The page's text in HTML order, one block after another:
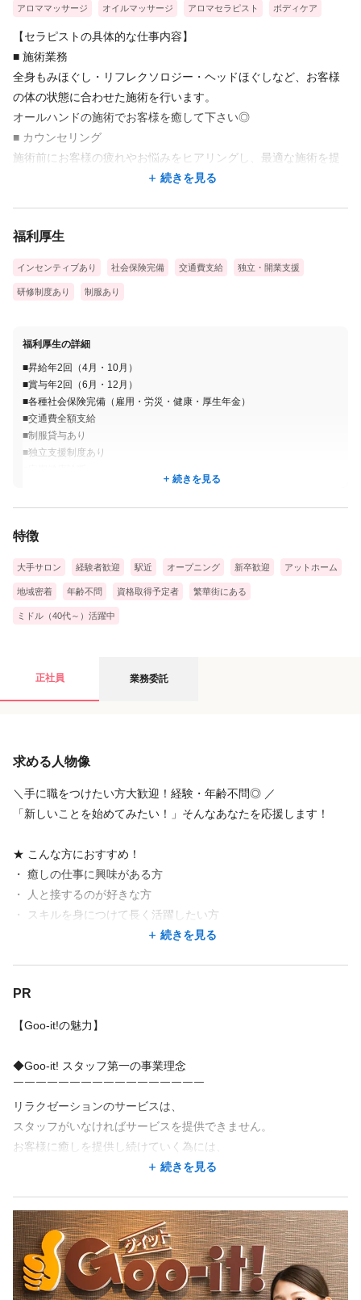
アロママッサージ オイルマッサージ アロマセラピスト ボディケア
【セラピストの具体的な仕事内容】
■ 施術業務
全身もみほぐし・リフレクソロジー・ヘッドほぐしなど、お客様
の体の状態に合わせた施術を行います。
オールハンドの施術でお客様を癒して下さい◎
■ カウンセリング
施術前にお客様の疲れやお悩みをヒアリングし、最適な施術を提
す。
とつ！！
＼＼ 未経験大歓迎！手に職をつけるチャンス！ ／／
Goo-it!では、セラピストとしての第一歩を全力でサポートします
💡Goo-it! 研修制度の4大特徴
・専任講師がサポート！ 基礎からしっかり学べる♪
・座学×実技のWカリキュラム で技術だけでなく接客力もUP！
・【無料】研修制度あり（諸条件あり） 費用の心配なくスキルを
📍研修の概要（場所・期間）
■研修場所
※ 一部、店舗での研修も可能です。
・未経験の方：平均1ヶ月半 … 基礎からじっくり、自分のペース
で確実に自信をつけてからデビューしたい方にオススメです。
ピードデビューも可能です。
★その後も成長できる！
のメニューを習得可能に◎
働きながらスキルを広げ、プロとしての幅をどんどん広げていけ
￣￣￣￣￣￣
◎未経験でも安心！ 充実した研修制度があるので、一生モノのス
◎専属講師による丁寧な研修で、基礎からじっくり学べる環境◎
きるようにバックアップします。
◎ お客様の「ありがとう」がやりがいに♪ 笑顔で帰ってもらえる
瞬間が嬉しいお仕事です！
続きを見る
福利厚生
インセンティブあり 社会保険完備 交通費支給 独立・開業支援
研修制度あり 制服あり
福利厚生の詳細
■昇給年2回（4月・10月）
■賞与年2回（6月・12月）
■各種社会保険完備（雇用・労災・健康・厚生年金）
■交通費全額支給
■制服貸与あり
■独立支援制度あり
■保養施設の利用可（有名ホテルを社員価格で利用可）
続きを見る
特徴
大手サロン 経験者歓迎 駅近 オープニング 新卒歓迎 アットホーム
地域密着 年齢不問 資格取得予定者 繁華街にある
ミドル（40代～）活躍中
完全歩合2,881円
＜月払い業務委託報酬例＞
●自分のペースで働きたい
週3～4日／8時間（月120時間程度）170,000円
●フルタイムでしっかり働きたい
週5日／9時間（月180時間程度）260,000円
名料を設定）
■スタッフランク制度により毎月報酬歩合率アップのチャンス！
■最低保証制度有り
入店より3ヶ月間はシフト時間1時間あたり1,200円の報酬を保障
※上記は1施術の平均施術報酬から最大報酬額の想定（指名料含
む）となります。
※各店舗により若干の変動あり。詳細は面接時にご確認くださ
い。
東京都 江戸川区 南小岩7丁目23 清田ビル2F
Goo-it! 西葛西店
東京都 江戸川区 西葛西6-16-7 ライオンズマンション西葛西駅
前三基ビル 302
Goo-it! 浦安店
千葉県 浦安市 北栄1丁目17‐15 浦安駅前ビル6階
浦安駅 徒歩 2分
Goo-it! 用賀東口店
東京都 世田谷区 用賀3-13-5 シティコアタナアミ102
正社員 業務委託
求める人物像
＼手に職をつけたい方大歓迎！経験・年齢不問◎ ／
「新しいことを始めてみたい！」そんなあなたを応援します！
★ こんな方におすすめ！
・ 癒しの仕事に興味がある方
・ 人と接するのが好きな方
・ スキルを身につけて長く活躍したい方
・未経験でも充実研修で安心スタート！
◎まずはお気軽にご応募ください！
※ボディケア、リフレクソロジー、ドライヘッドスパ、アロママ
ッサージ、整体、柔道整復師、あん摩マッサージ、指圧などの経
験をお持ちの方大歓迎です！
続きを見る
PR
【Goo-it!の魅力】
◆Goo-it! スタッフ第一の事業理念
￣￣￣￣￣￣￣￣￣￣￣￣￣￣￣￣￣
リラクゼーションのサービスは、
スタッフがいなければサービスを提供できません。
お客様に癒しを提供し続けていく為には、
スタッフの存在が最も重要であると考えています。
スタッフが長く生き生きと活躍していただけるよう
約束を提示しています。
8つの約束については面接時に詳しく説明を
させていただきます！
続きを見る